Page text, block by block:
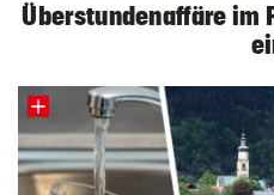
Überstundenaffäre im